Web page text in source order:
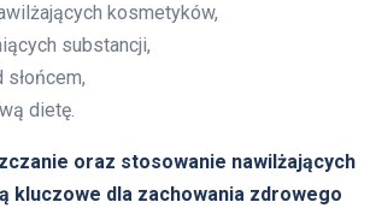
kosmetyków,
substancji,
dietę.
oraz stosowanie nawilżających
kluczowe dla zachowania zdrowego